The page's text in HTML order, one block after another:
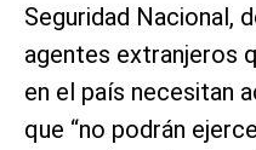
Seguridad Nacional,
agentes extranjeros
en el país necesitan
que “no podrán